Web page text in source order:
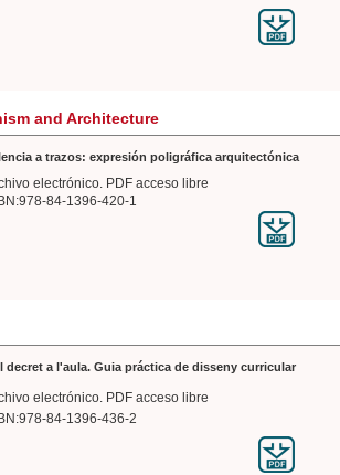
and Architecture
a trazos: expresión poligráfica arquitectónica
electrónico. PDF acceso libre
84-1396-420-1
decret a l'aula. Guia práctica de disseny curricular
electrónico. PDF acceso libre
84-1396-436-2